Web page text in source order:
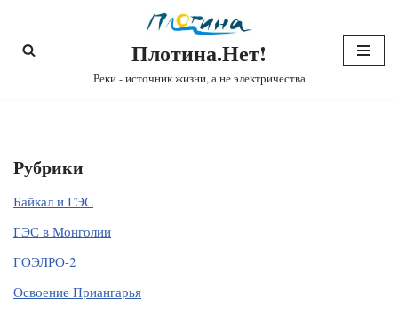
Перейти
Плотина.Нет!
Реки - источник жизни, а не электричества
Рубрики
Байкал и ГЭС
ГЭС в Монголии
ГОЭЛРО-2
Освоение Приангарья